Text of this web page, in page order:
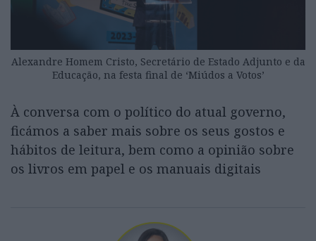
Alexandre Homem Cristo, Secretário de Estado Adjunto e da
Educação, na festa final de ‘Miúdos a Votos’
À conversa com o político do atual governo,
ficámos a saber mais sobre os seus gostos e
hábitos de leitura, bem como a opinião sobre
os livros em papel e os manuais digitais